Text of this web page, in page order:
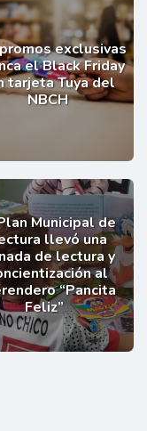
exclusivas
el Black Friday
tarjeta Tuya del
NBCH
Municipal de
llevó una
de lectura y
al
“Pancita
Feliz”